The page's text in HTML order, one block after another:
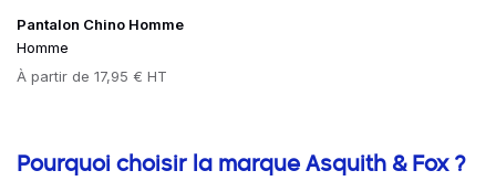
Pantalon Chino Homme
Homme
Prix
À partir de 17,95 € HT
Informations complémentaires
Pourquoi choisir la marque Asquith & Fox ?